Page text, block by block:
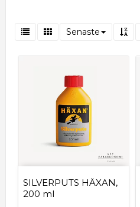
Senaste
SILVERPUTS HÄXAN,
200 ml